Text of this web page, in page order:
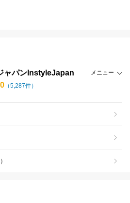
ャパンInstyleJapan メニュー
（5,287件）